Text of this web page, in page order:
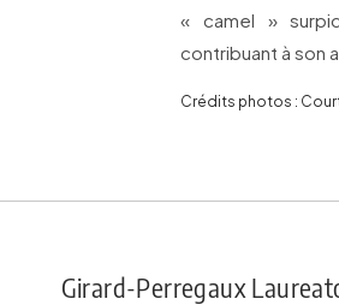
« camel »
contribuant à son
Crédits photos :
Girard-Perregaux